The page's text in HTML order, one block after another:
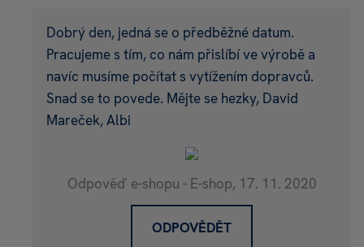
Dobrý den, jedná se o předběžné datum.
Pracujeme s tím, co nám přislíbí ve výrobě a
navíc musíme počítat s vytížením dopravců.
Snad se to povede. Mějte se hezky, David
Mareček, Albi
Odpověď e-shopu - E-shop, 17. 11. 2020
ODPOVĚDĚT